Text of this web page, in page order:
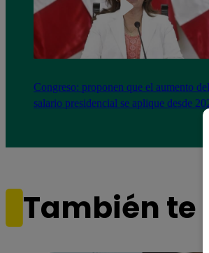
Congreso: proponen que el aumento del
salario presidencial se aplique desde
También te